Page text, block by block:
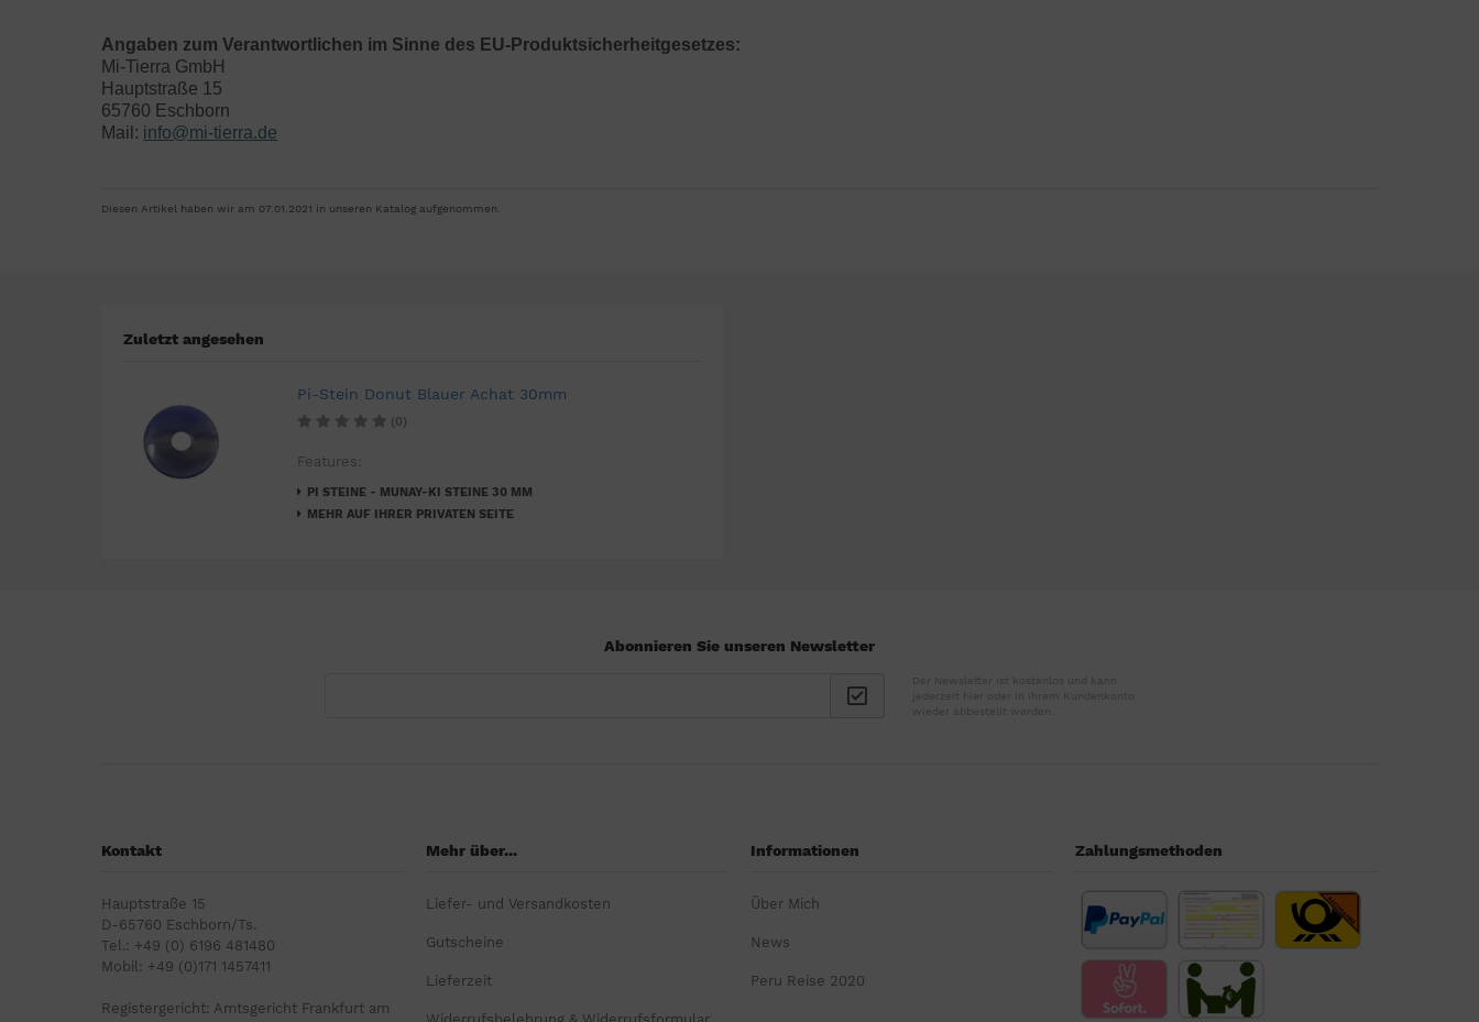
Angaben zum Verantwortlichen im Sinne des EU-Produktsicherheitgesetzes:
Mi-Tierra GmbH
Hauptstraße 15
65760 Eschborn
Mail: info@mi-tierra.de
Diesen Artikel haben wir am 07.01.2021 in unseren Katalog aufgenommen.
Zuletzt angesehen
Pi-Stein Donut Blauer Achat 30mm
(0)
Features:
PI STEINE - MUNAY-KI STEINE 30 MM
MEHR AUF IHRER PRIVATEN SEITE
Abonnieren Sie unseren Newsletter
Der Newsletter ist kostenlos und kann
jederzeit hier oder in Ihrem Kundenkonto
wieder abbestellt werden.
Kontakt
Hauptstraße 15
D-65760 Eschborn/Ts.
Tel.: +49 (0) 6196 481480
Mobil: +49 (0)171 1457411
Registergericht: Amtsgericht Frankfurt am
Mehr über...
Liefer- und Versandkosten
Gutscheine
Lieferzeit
Informationen
Über Mich
News
Peru Reise 2020
Zahlungsmethoden